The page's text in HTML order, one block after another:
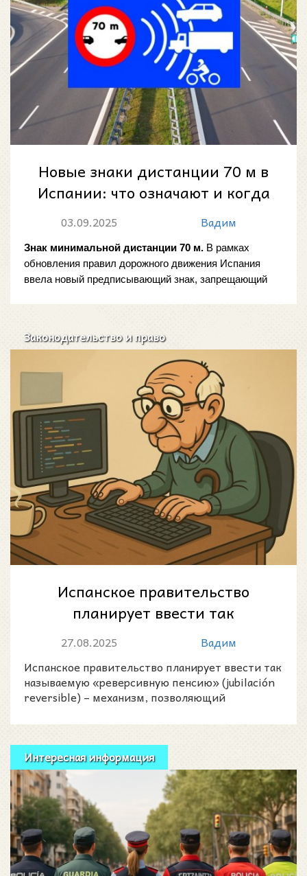
Новые знаки дистанции 70 м в
Испании: что означают и когда
03.09.2025 Вадим
Знак минимальной дистанции 70 м. В рамках
обновления правил дорожного движения Испания
ввела новый предписывающий знак, запрещающий
Законодательство и право
Испанское правительство
планирует ввести так
называемую «реверсивную
пенсию»: что известно...
27.08.2025
Вадим
Испанское правительство планирует ввести так
называемую «реверсивную пенсию» (jubilación
reversible) – механизм, позволяющий
Интересная информация